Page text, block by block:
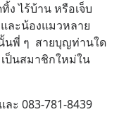
ไร้บ้าน หรือเจ็บ
ละน้องแมวหลาย
นพี่ ๆ  สายบุญท่านใด
ป็นสมาชิกใหม่ใน
ละ 083-781-8439